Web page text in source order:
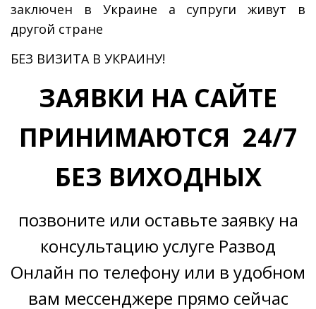
заключен в Украине а супруги живут в
другой стране
БЕЗ ВИЗИТА В УКРАИНУ!
ЗАЯВКИ НА САЙТЕ
ПРИНИМАЮТСЯ 24/7
БЕЗ ВИХОДНЫХ
позвоните или оставьте заявку на
консультацию услуге Развод
Онлайн по телефону или в удобном
вам мессенджере прямо сейчас